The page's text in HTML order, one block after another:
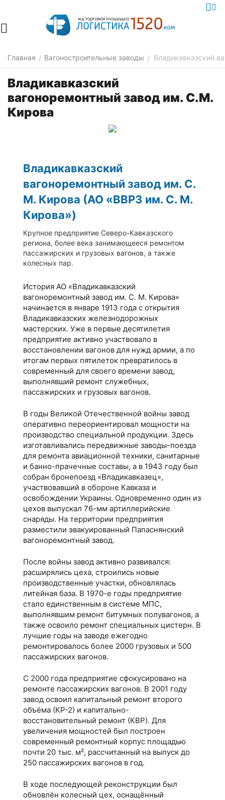
Главная / Вагоностроительные заводы / Владикавказский
Владикавказский
вагоноремонтный завод им. С.М.
Кирова
Владикавказский
вагоноремонтный завод им. С.
М. Кирова (АО «ВВРЗ им. С. М.
Кирова»)
Крупное предприятие Северо-Кавказского
региона, более века занимающееся ремонтом
пассажирских и грузовых вагонов, а также
колесных пар.
История АО «Владикавказский
вагоноремонтный завод им. С. М. Кирова»
начинается в январе 1913 года с открытия
Владикавказских железнодорожных
мастерских. Уже в первые десятилетия
предприятие активно участвовало в
восстановлении вагонов для нужд армии, а по
итогам первых пятилеток превратилось в
современный для своего времени завод,
выполнявший ремонт служебных,
пассажирских и грузовых вагонов.
В годы Великой Отечественной войны завод
оперативно переориентировал мощности на
производство специальной продукции. Здесь
изготавливались передвижные заводы-поезда
для ремонта авиационной техники, санитарные
и банно-прачечные составы, а в 1943 году был
собран бронепоезд «Владикавказец»,
участвовавший в обороне Кавказа и
освобождении Украины. Одновременно один из
цехов выпускал 76-мм артиллерийские
снаряды. На территории предприятия
разместили эвакуированный Папаснянский
вагоноремонтный завод.
После войны завод активно развивался:
расширялись цеха, строились новые
производственные участки, обновлялась
литейная база. В 1970-е годы предприятие
стало единственным в системе МПС,
выполнявшим ремонт битумных полувагонов, а
также освоило ремонт специальных цистерн. В
лучшие годы на заводе ежегодно
ремонтировалось более 2000 грузовых и 500
пассажирских вагонов.
С 2000 года предприятие сфокусировано на
ремонте пассажирских вагонов. В 2001 году
завод освоил капитальный ремонт второго
объёма (КР-2) и капитально-
восстановительный ремонт (КВР). Для
увеличения мощностей был построен
современный ремонтный корпус площадью
почти 20 тыс. м², рассчитанный на выпуск до
250 пассажирских вагонов в год.
В ходе последующей реконструкции был
обновлён колесный цех, оснащённый